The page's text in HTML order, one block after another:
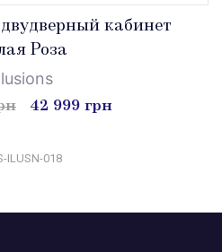
кабинет
Роза
42 999 грн
ILUSN-018